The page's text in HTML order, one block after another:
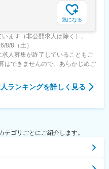
気になる
ます（非公開求人は除く）。
8/8（土）
人募集が終了していることもご
はできませんので、あらかじめご
ランキングを詳しく見る
ゴリごとにご紹介します。